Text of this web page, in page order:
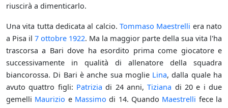
riuscirà a dimenticarlo.
Una vita tutta dedicata al calcio. Tommaso Maestrelli era nato
a Pisa il 7 ottobre 1922. Ma la maggior parte della sua vita l'ha
trascorsa a Bari dove ha esordito prima come giocatore e
successivamente in qualità di allenatore della squadra
biancorossa. Di Bari è anche sua moglie Lina, dalla quale ha
avuto quattro figli: Patrizia di 24 anni,Tiziana di 20 e i due
gemelli Maurizio e Massimo di 14. Quando Maestrelli fece la